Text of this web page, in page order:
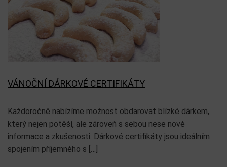
VÁNOČNÍ DÁRKOVÉ CERTIFIKÁTY
Každoročně nabízíme možnost obdarovat blízké dárkem,
který nejen potěší, ale zároveň s sebou nese nové
informace a zkušenosti. Dárkové certifikáty jsou ideálním
spojením příjemného s […]